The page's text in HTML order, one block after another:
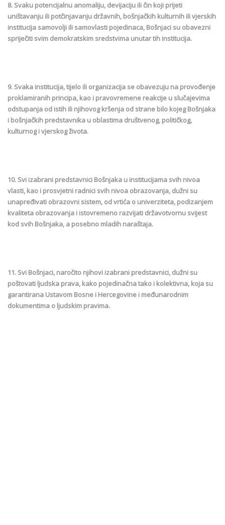
8. Svaku potencijalnu anomaliju, devijaciju ili čin koji prijeti
uništavanju ili potčinjavanju državnih, bošnjačkih kulturnih ili vjerskih
institucija samovolji ili samovlasti pojedinaca, Bošnjaci su obavezni
spriječiti svim demokratskim sredstvima unutar tih institucija.
9. Svaka institucija, tijelo ili organizacija se obavezuju na provođenje
proklamiranih principa, kao i pravovremene reakcije u slučajevima
odstupanja od istih ili njihovog kršenja od strane bilo kojeg Bošnjaka
i bošnjačkih predstavnika u oblastima društvenog, političkog,
kulturnog i vjerskog života.
10. Svi izabrani predstavnici Bošnjaka u institucijama svih nivoa
vlasti, kao i prosvjetni radnici svih nivoa obrazovanja, dužni su
unapređivati obrazovni sistem, od vrtića o univerziteta, podizanjem
kvaliteta obrazovanja i istovremeno razvijati državotvornu svijest
kod svih Bošnjaka, a posebno mladih naraštaja.
11. Svi Bošnjaci, naročito njihovi izabrani predstavnici, dužni su
poštovati ljudska prava, kako pojedinačna tako i kolektivna, koja su
garantirana Ustavom Bosne i Hercegovine i međunarodnim
dokumentima o ljudskim pravima.